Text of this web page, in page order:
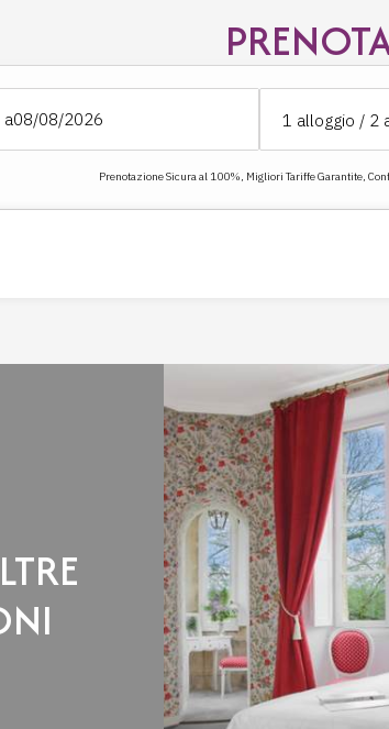
a 1 alloggio / 2
Prenotazione Sicura al 100%, Migliori Tariffe Garantite,